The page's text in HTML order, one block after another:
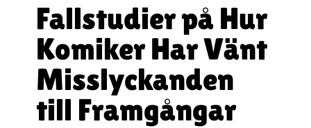
Fallstudier på Hur
Komiker Har Vänt
Misslyckanden
till Framgångar